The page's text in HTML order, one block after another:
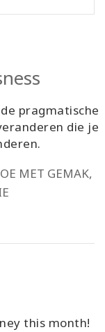
pragmatische
die je
MET GEMAK,
this month!